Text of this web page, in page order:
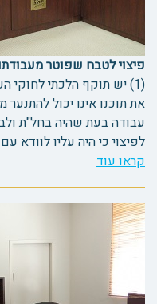
פיצוי לטבח שפוטר מעבודתו
עבודה בעת שהיה בחל"ת
לפיצוי כי היה עליו לוודא
קראו עוד